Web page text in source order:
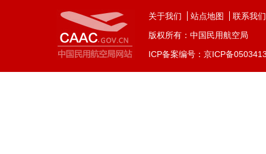
关于我们 站点地图
联系我们
版权所有：中国民用航空局
ICP备案编号：京ICP备